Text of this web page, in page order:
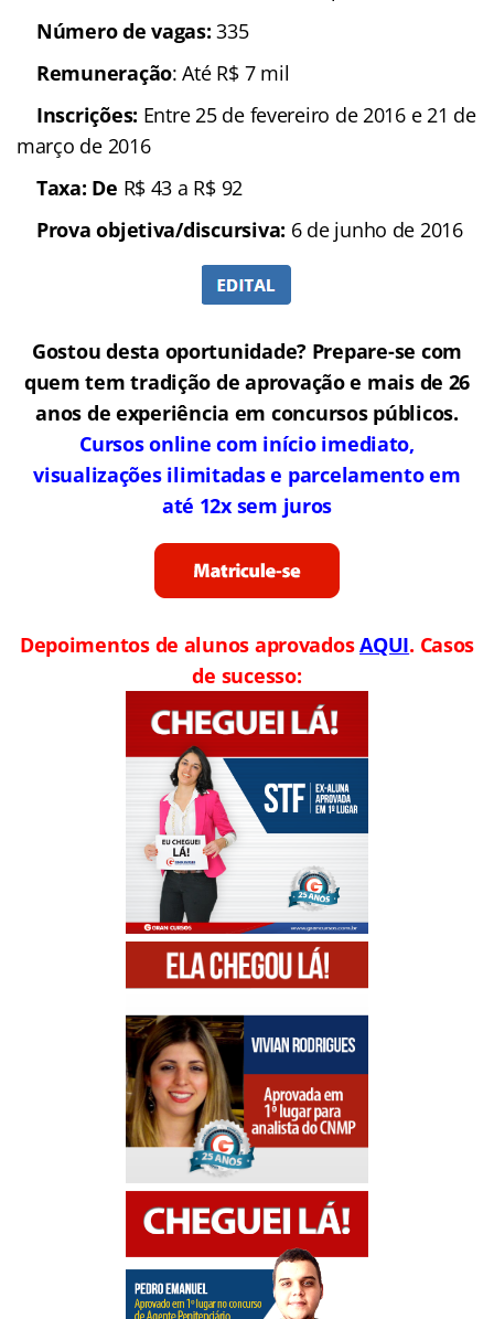
Número de vagas:335
Remuneração: Até R$ 7 mil
Inscrições: Entre 25 de fevereiro de 2016 e 21 de
março de 2016
Taxa: De R$ 43 a R$ 92
Prova objetiva/discursiva: 6 de junho de 2016
Gostou desta oportunidade? Prepare-se com
quem tem tradição de aprovação e mais de 26
anos de experiência em concursos públicos.
Cursos online com início imediato,
visualizações ilimitadas e parcelamento em
até 12x sem juros
Depoimentos de alunos aprovadosAQUI. Casos
de sucesso: